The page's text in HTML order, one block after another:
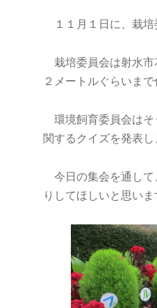
１１月１日に、栽培
栽培委員会は射水市
２メートルぐらいま
環境飼育委員会はそ
関するクイズを発表し
今日の集会を通して
りしてほしいと思いま